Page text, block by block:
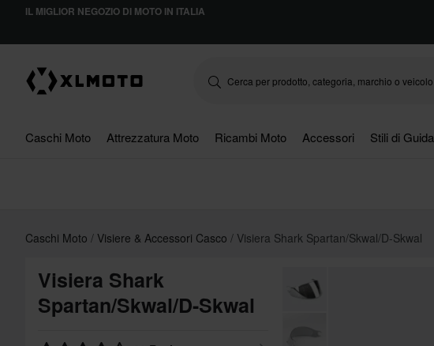
IL MIGLIOR NEGOZIO DI MOTO IN ITALIA
Caschi Moto Attrezzatura Moto Ricambi Moto Accessori Stili di Guida
Caschi Moto Visiere & Accessori Casco Visiera Shark Spartan/Skwal/D-Skwal
Visiera Shark
Spartan/Skwal/D-Skwal